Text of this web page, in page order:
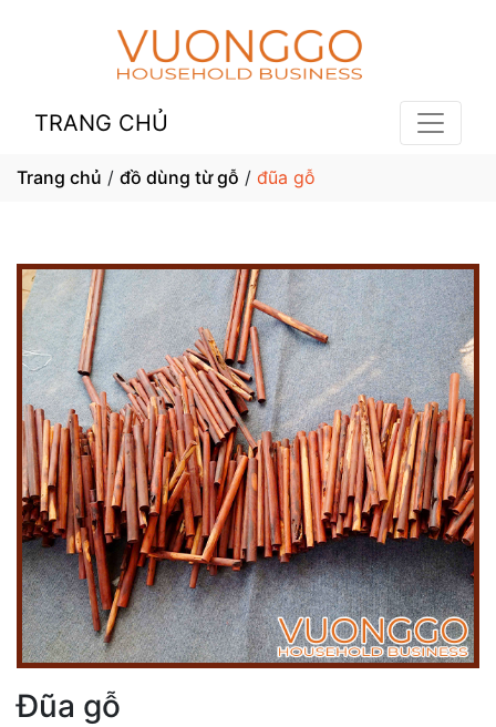
TRANG CHỦ
Trang chủ / đồ dùng từ gỗ / đũa gỗ
Đũa gỗ